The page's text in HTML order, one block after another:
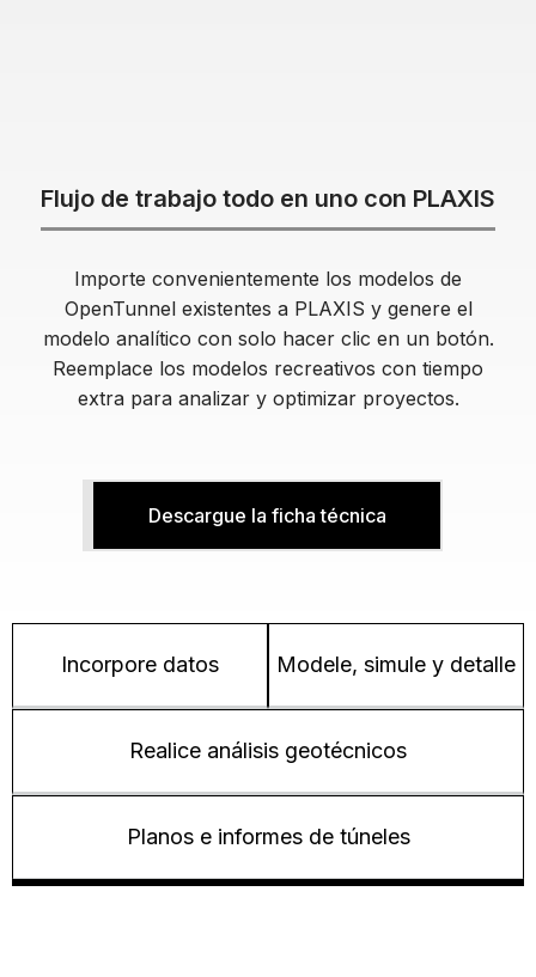
Flujo de trabajo todo en uno con PLAXIS
Importe convenientemente los modelos de
OpenTunnel existentes a PLAXIS y genere el
modelo analítico con solo hacer clic en un botón.
Reemplace los modelos recreativos con tiempo
extra para analizar y optimizar proyectos.
Descargue la ficha técnica
Incorpore datos Modele, simule y detalle
Realice análisis geotécnicos
Planos e informes de túneles